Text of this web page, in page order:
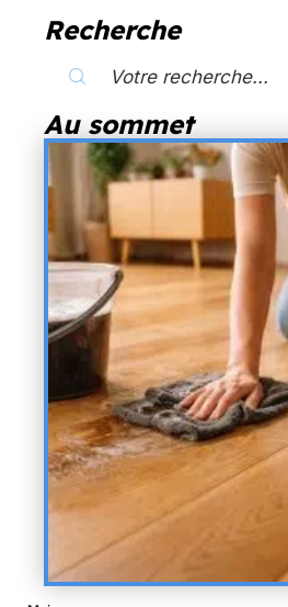
Recherche
Au sommet